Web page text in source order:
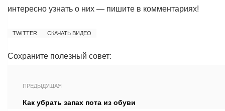
интересно узнать о них — пишите в комментариях!
TWITTER СКАЧАТЬ ВИДЕО
Сохраните полезный совет:
ПРЕДЫДУЩАЯ
Как убрать запах пота из обуви